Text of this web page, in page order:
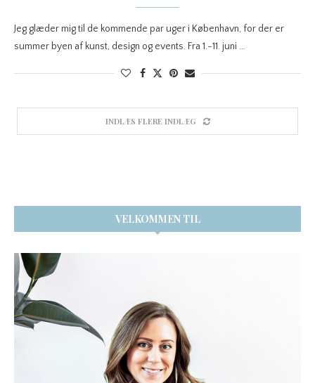
Jeg glæder mig til de kommende par uger i København, for der er
summer byen af kunst, design og events. Fra 1.-11. juni …
INDLÆS FLERE INDLÆG
VELKOMMEN TIL